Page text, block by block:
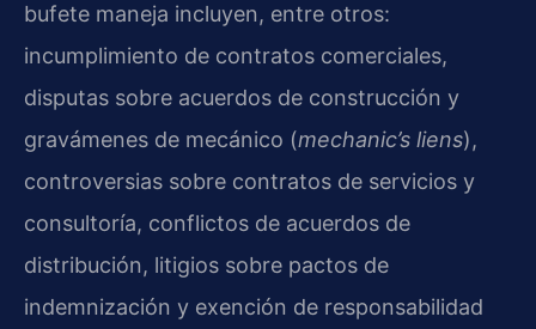
bufete maneja incluyen, entre otros:
incumplimiento de contratos comerciales,
disputas sobre acuerdos de construcción y
gravámenes de mecánico (mechanic’s liens),
controversias sobre contratos de servicios y
consultoría, conflictos de acuerdos de
distribución, litigios sobre pactos de
indemnización y exención de responsabilidad